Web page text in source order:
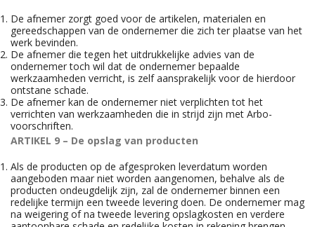
De afnemer zorgt goed voor de artikelen, materialen en
gereedschappen van de ondernemer die zich ter plaatse van het
werk bevinden.
De afnemer die tegen het uitdrukkelijke advies van de
ondernemer toch wil dat de ondernemer bepaalde
werkzaamheden verricht, is zelf aansprakelijk voor de hierdoor
ontstane schade.
De afnemer kan de ondernemer niet verplichten tot het
verrichten van werkzaamheden die in strijd zijn met Arbo-
voorschriften.
ARTIKEL 9 – De opslag van producten
Als de producten op de afgesproken leverdatum worden
aangeboden maar niet worden aangenomen, behalve als de
producten ondeugdelijk zijn, zal de ondernemer binnen een
redelijke termijn een tweede levering doen. De ondernemer mag
na weigering of na tweede levering opslagkosten en verdere